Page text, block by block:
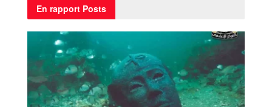
En rapport Posts